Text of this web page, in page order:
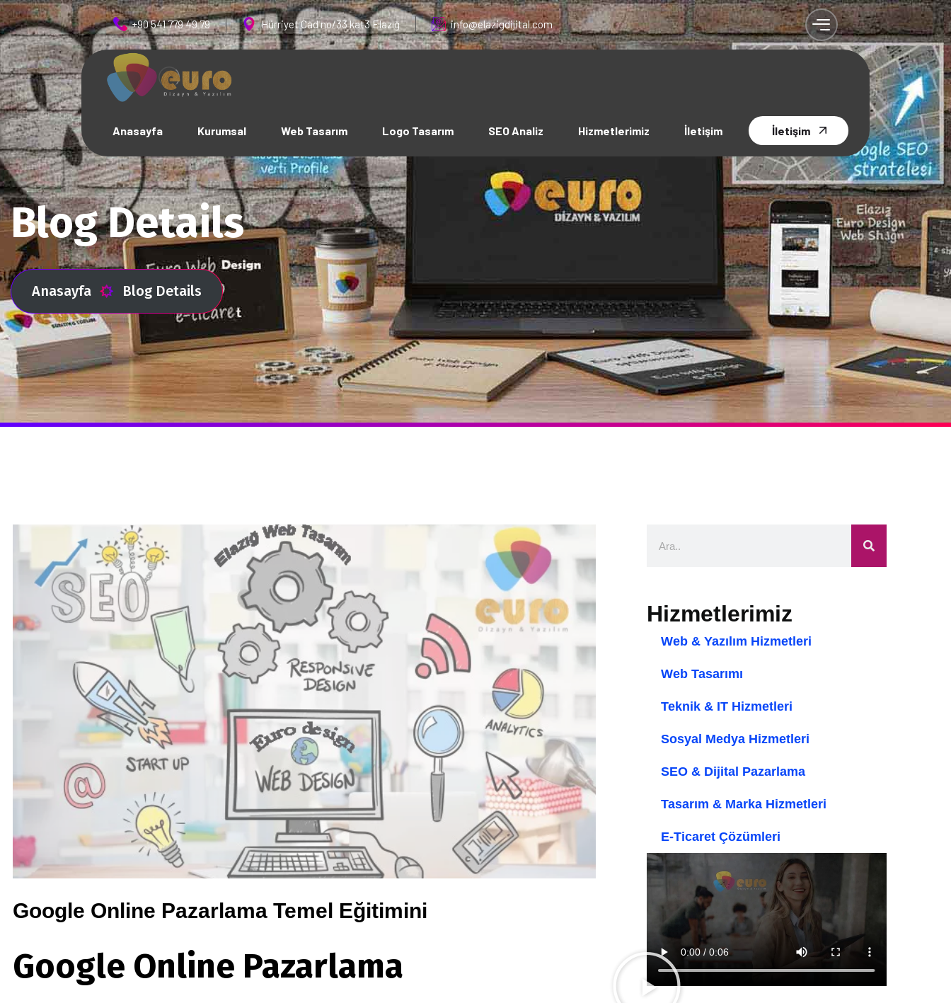
+90 541 779 49 79 Hürriyet Cad no/33 kat3 Elazığ info@elazigdijital.com
Anasayfa Kurumsal Web Tasarım Logo Tasarım SEO Analiz Hizmetlerimiz İletişim İletişim
Blog Details
Anasayfa Blog Details
Google Online Pazarlama Temel Eğitimini
Google Online Pazarlama
Hizmetlerimiz
Web & Yazılım Hizmetleri
Web Tasarımı
Teknik & IT Hizmetleri
Sosyal Medya Hizmetleri
SEO & Dijital Pazarlama
Tasarım & Marka Hizmetleri
E-Ticaret Çözümleri